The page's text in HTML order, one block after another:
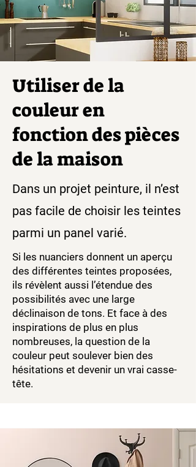
Utiliser de la
couleur en
fonction des pièces
de la maison
Dans un projet peinture, il n’est
pas facile de choisir les teintes
parmi un panel varié.
Si les nuanciers donnent un aperçu
des différentes teintes proposées,
ils révèlent aussi l’étendue des
possibilités avec une large
déclinaison de tons. Et face à des
inspirations de plus en plus
nombreuses, la question de la
couleur peut soulever bien des
hésitations et devenir un vrai casse-
tête.